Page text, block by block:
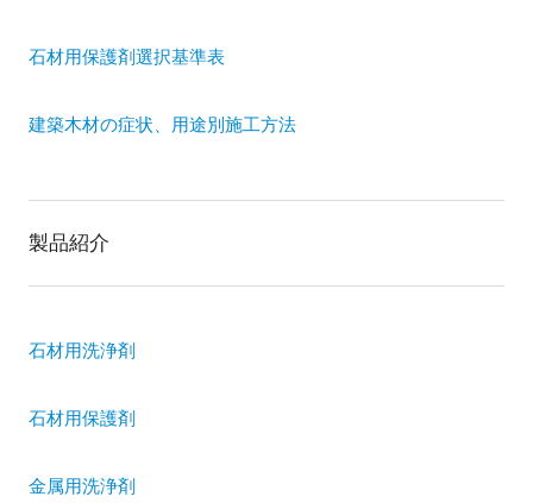
石材用保護剤選択基準表
建築木材の症状、用途別施工方法
製品紹介
石材用洗浄剤
石材用保護剤
金属用洗浄剤